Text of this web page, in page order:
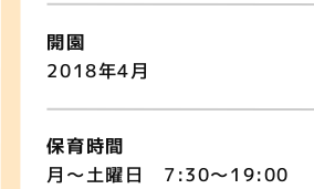
開園
2018年4月
保育時間
月〜土曜日 7:30〜19:00